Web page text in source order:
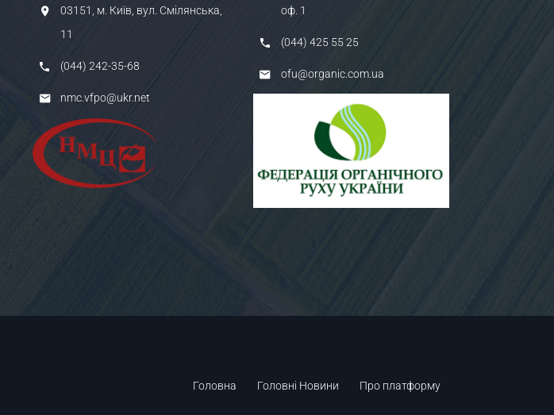
03151, м. Київ, вул. Смілянська,
11
(044) 242-35-68
nmc.vfpo@ukr.net
оф. 1
(044) 425 55 25
ofu@organic.com.ua
Головна Головні Новини Про платформу